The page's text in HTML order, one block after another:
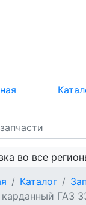
во все
Каталог
карданный ГАЗ